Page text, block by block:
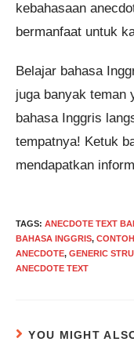
kebahasaan
bermanfaat untuk
Belajar bahasa
juga banyak teman
bahasa Inggris
tempatnya! Ketuk
mendapatkan
TAGS: ANECDOTE TEXT
BAHASA INGGRIS,
ANECDOTE, GENERIC
ANECDOTE TEXT
YOU MIGHT